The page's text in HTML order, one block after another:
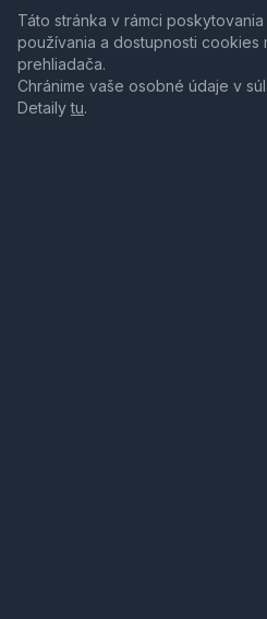
Táto stránka v rámci
používania a dostupnosti cookies
prehliadača.
Chránime vaše osobné údaje v
Detailytu.